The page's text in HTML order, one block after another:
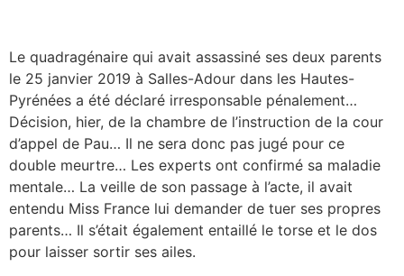
Le quadragénaire qui avait assassiné ses deux parents
le 25 janvier 2019 à Salles-Adour dans les Hautes-
Pyrénées a été déclaré irresponsable pénalement…
Décision, hier, de la chambre de l’instruction de la cour
d’appel de Pau… Il ne sera donc pas jugé pour ce
double meurtre… Les experts ont confirmé sa maladie
mentale… La veille de son passage à l’acte, il avait
entendu Miss France lui demander de tuer ses propres
parents… Il s’était également entaillé le torse et le dos
pour laisser sortir ses ailes.